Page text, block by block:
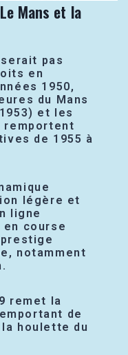
Mans et la
pas
en
1950,
du Mans
et les
remportent
de 1955 à
légère et
ligne
course
notamment
remet la
de
houlette du